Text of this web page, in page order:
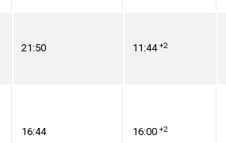
21:50 11:44+2
16:44 16:00 +2